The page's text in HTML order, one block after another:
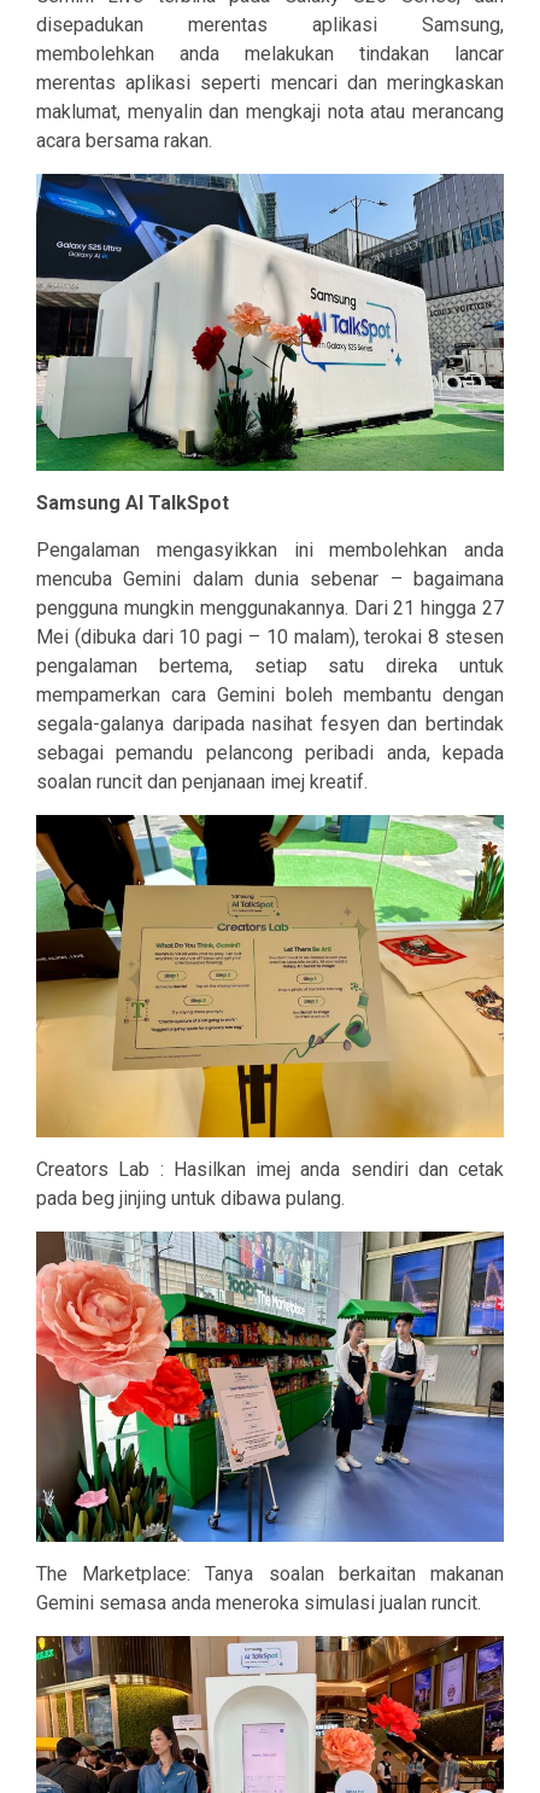
disepadukan merentas aplikasi Samsung,
membolehkan anda melakukan tindakan lancar
merentas aplikasi seperti mencari dan meringkaskan
maklumat, menyalin dan mengkaji nota atau merancang
acara bersama rakan.
Samsung AI TalkSpot
Pengalaman mengasyikkan ini membolehkan anda
mencuba Gemini dalam dunia sebenar – bagaimana
pengguna mungkin menggunakannya. Dari 21 hingga 27
Mei (dibuka dari 10 pagi – 10 malam), terokai 8 stesen
pengalaman bertema, setiap satu direka untuk
mempamerkan cara Gemini boleh membantu dengan
segala-galanya daripada nasihat fesyen dan bertindak
sebagai pemandu pelancong peribadi anda, kepada
soalan runcit dan penjanaan imej kreatif.
Creators Lab : Hasilkan imej anda sendiri dan cetak
pada beg jinjing untuk dibawa pulang.
The Marketplace: Tanya soalan berkaitan makanan
Gemini semasa anda meneroka simulasi jualan runcit.